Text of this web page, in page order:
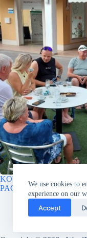
We use cookies to
experience on our
Accept
KOPALNI DAN V
PACUGU
15/07/2026